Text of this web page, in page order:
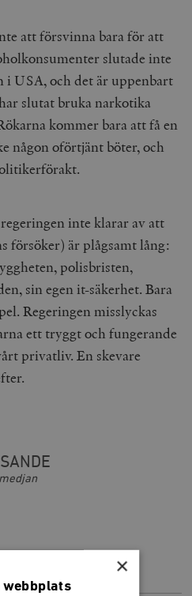
att försvinna bara för att
slutade inte
USA, och det är uppenbart
slutat bruka narkotika
kommer bara att få en
någon oförtjänt böter, och
inte klarar av att
försöker) är plågsamt lång:
polisbristen,
sin egen it-säkerhet. Bara
Regeringen misslyckas
ett tryggt och fungerande
privatliv. En skevare
×
webbplats